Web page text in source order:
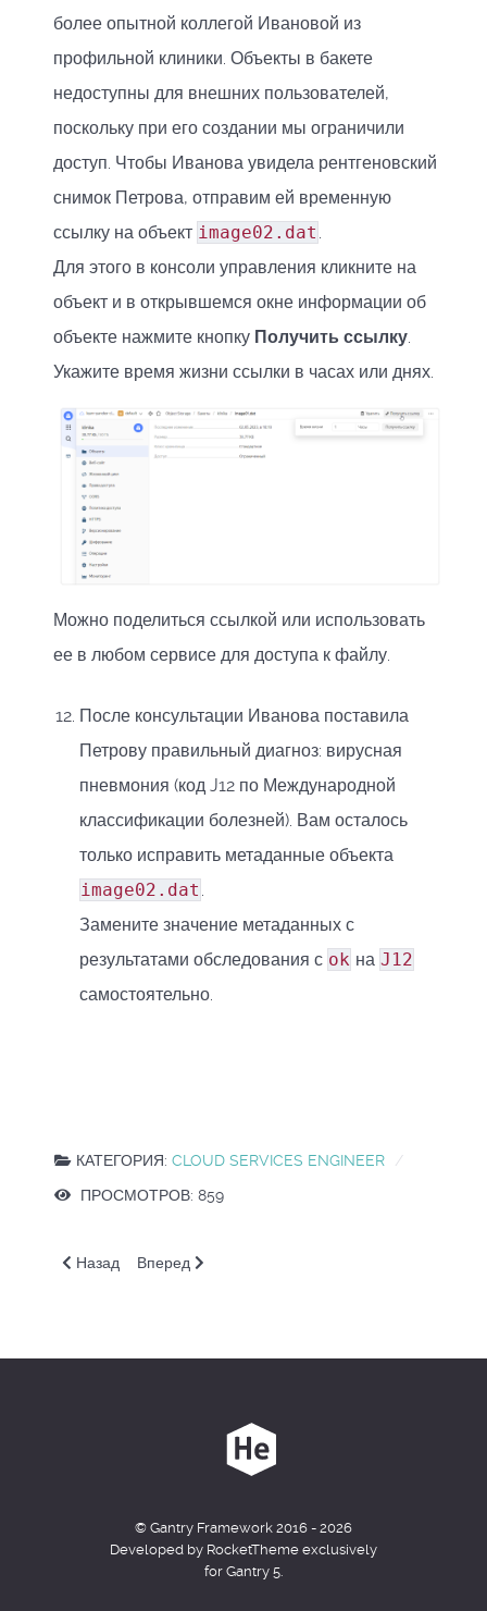
более опытной коллегой Ивановой из
профильной клиники. Объекты в бакете
недоступны для внешних пользователей,
поскольку при его создании мы ограничили
доступ. Чтобы Иванова увидела рентгеновский
снимок Петрова, отправим ей временную
ссылку на объект image02.dat
Для этого в консоли управления кликните на
объект и в открывшемся окне информации об
объекте нажмите кнопку Получить ссылку
Укажите время жизни ссылки в часах или днях.
Можно поделиться ссылкой или использовать
ее в любом сервисе для доступа к файлу.
После консультации Иванова поставила
Петрову правильный диагноз: вирусная
пневмония (код J12 по Международной
классификации болезней). Вам осталось
только исправить метаданные объекта
image02.dat
Замените значение метаданных с
результатами обследования с ok на J12
самостоятельно.
КАТЕГОРИЯ: CLOUD SERVICES ENGINEER
ПРОСМОТРОВ: 859
Предыдущий: OS. Резервное копирование
Назад Следующий: OS. Управление доступом
Вперед
© Gantry Framework 2016 - 2026
Developed by RocketTheme exclusively
for Gantry 5.